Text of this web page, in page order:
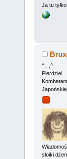
Ja tu tylko
^,..,^
Pierdziel
Japońskiej
słoiki